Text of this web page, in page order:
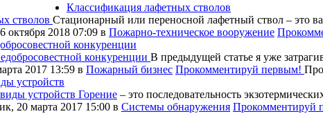
Классификация лафетных стволов
Стационарный или переносной лафетный ствол – это
октября 2018 07:09 в Пожарно-техническое вооружение
конкуренции
В предыдущей статье я уже
2017 13:59 в Пожарный бизнес Прокомментируй первым!
устройств
Горение – это последовательность
20 марта 2017 15:00 в Системы обнаружения Прокомментируй